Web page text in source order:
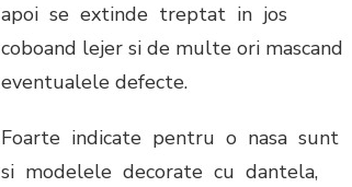
apoi se extinde treptat in jos
coboand lejer si de multe ori mascand
eventualele defecte.
Foarte indicate pentru o nasa sunt
si modelele decorate cu dantela,